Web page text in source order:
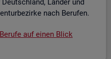
Deutsch­land, Län­der und
nach Be­ru­fen.
Be­ru­fe auf einen Blick